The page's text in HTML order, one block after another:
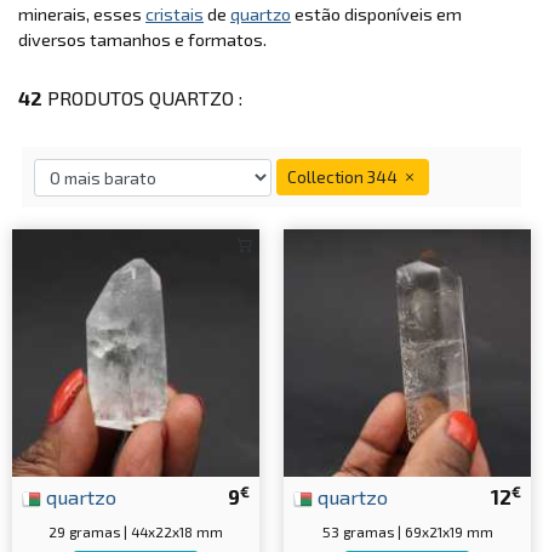
minerais, esses cristais de quartzo estão disponíveis em
diversos tamanhos e formatos.
42 PRODUTOS QUARTZO :
Collection 344
9€
quartzo
29 gramas | 44x22x18 mm
12€
quartzo
53 gramas | 69x21x19 mm